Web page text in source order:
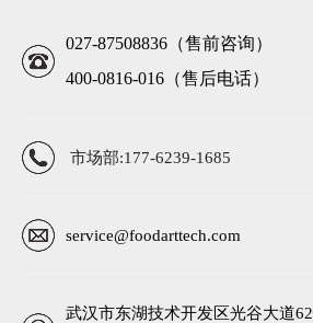
027-87508836（售前咨询）
400-0816-016（售后电话）
市场部:177-6239-1685
service@foodarttech.com
武汉市东湖技术开发区光谷大道